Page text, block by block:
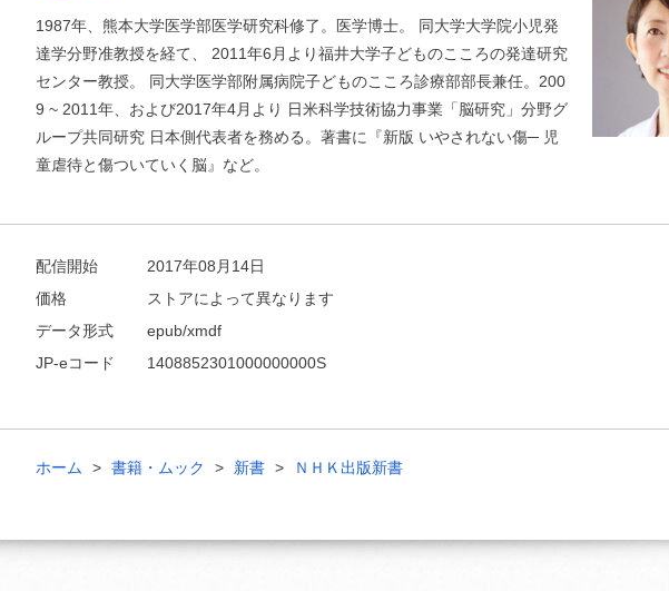
1987年、熊本大学医学部医学研究科修了。医学博士。 同大学大学院小児発
達学分野准教授を経て、 2011年6月より福井大学子どものこころの発達研究
センター教授。 同大学医学部附属病院子どものこころ診療部部長兼任。200
9 ~ 2011年、および2017年4月より 日米科学技術協力事業「脳研究」分野グ
ループ共同研究 日本側代表者を務める。著書に『新版 いやされない傷─ 児
童虐待と傷ついていく脳』など。
配信開始
2017年08月14日
価格
ストアによって異なります
データ形式
epub/xmdf
JP-eコード
1408852301000000000S
ホーム 書籍・ムック 新書 ＮＨＫ出版新書